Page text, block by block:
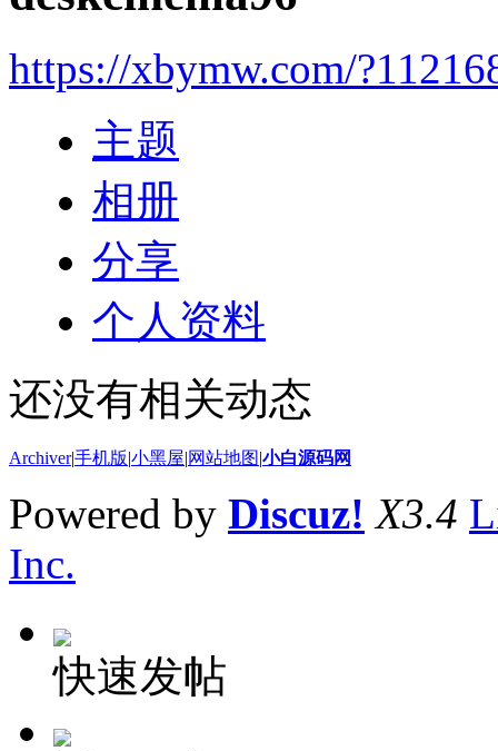
https://xbymw.com/
主题
相册
分享
个人资料
还没有相关动态
Archiver|手机版|小黑屋|网站地图|小白源码网
Powered by Discuz! X3.4
Inc.
快速发帖